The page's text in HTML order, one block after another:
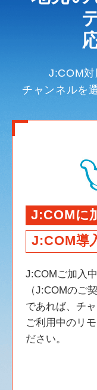
J:COM
チャンネルを
J:COMに
J:COM導
J:COMご加入
（J:COMのご
であれば、チ
ご利用中のリ
ださい。